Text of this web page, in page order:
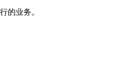
的业务。